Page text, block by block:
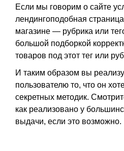
Если мы говорим о сайте
лендингоподобная
магазине — рубрика или
большой подборкой
товаров под этот тег или
И таким образом вы
пользователю то, что он
секретных методик.
как реализовано у
выдачи, если это возможно.